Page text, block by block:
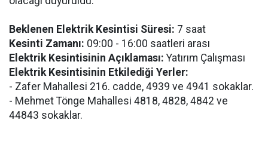
Beklenen Elektrik Kesintisi Süresi: 7 saat
Kesinti Zamanı: 09:00 - 16:00 saatleri arası
Elektrik Kesintisinin Açıklaması: Yatırım Çalışması
Elektrik Kesintisinin Etkilediği Yerler:
- Zafer Mahallesi 216. cadde, 4939 ve 4941 sokaklar.
- Mehmet Tönge Mahallesi 4818, 4828, 4842 ve
44843 sokaklar.